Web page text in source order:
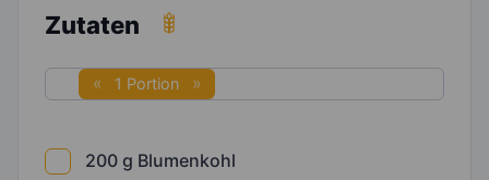
Zutaten
1 Portion
200 g Blumenkohl